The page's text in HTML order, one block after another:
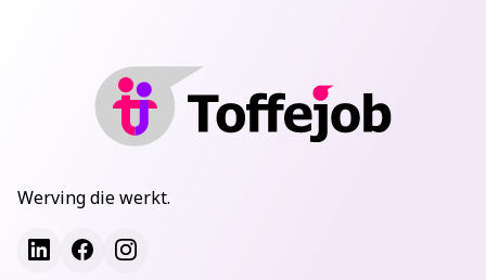
Werving die werkt.